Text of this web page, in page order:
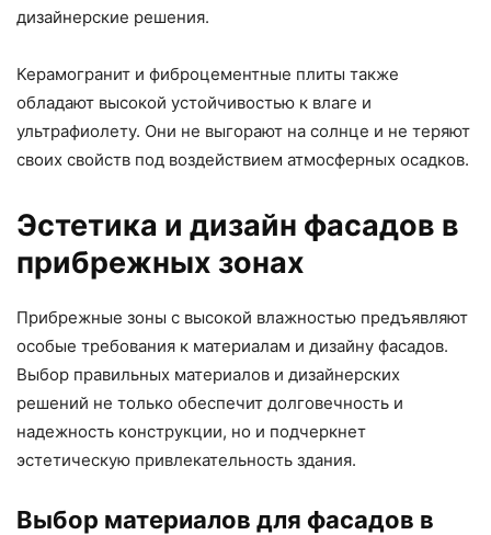
дизайнерские решения.
Керамогранит и фиброцементные плиты также
обладают высокой устойчивостью к влаге и
ультрафиолету. Они не выгорают на солнце и не теряют
своих свойств под воздействием атмосферных осадков.
Эстетика и дизайн фасадов в
прибрежных зонах
Прибрежные зоны с высокой влажностью предъявляют
особые требования к материалам и дизайну фасадов.
Выбор правильных материалов и дизайнерских
решений не только обеспечит долговечность и
надежность конструкции, но и подчеркнет
эстетическую привлекательность здания.
Выбор материалов для фасадов в